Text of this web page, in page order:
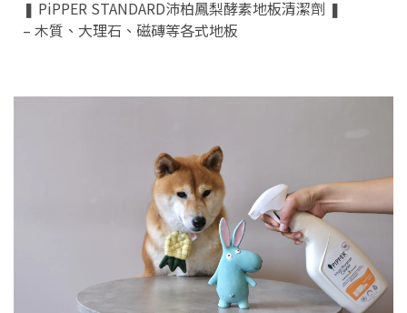
❚ PiPPER STANDARD沛柏鳳梨酵素地板清潔劑 ❚
– 木質、大理石、磁磚等各式地板